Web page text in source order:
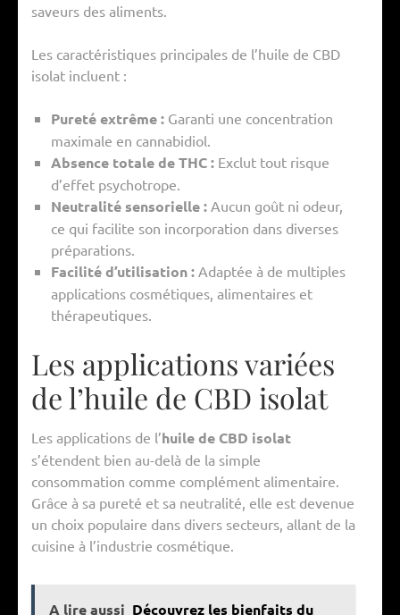
saveurs des aliments.
Les caractéristiques principales de l’huile de CBD
isolat incluent :
Pureté extrême : Garanti une concentration
maximale en cannabidiol.
Absence totale de THC : Exclut tout risque
d’effet psychotrope.
Neutralité sensorielle : Aucun goût ni odeur,
ce qui facilite son incorporation dans diverses
préparations.
Facilité d’utilisation : Adaptée à de multiples
applications cosmétiques, alimentaires et
thérapeutiques.
Les applications variées
de l’huile de CBD isolat
Les applications de l’huile de CBD isolat
s’étendent bien au-delà de la simple
consommation comme complément alimentaire.
Grâce à sa pureté et sa neutralité, elle est devenue
un choix populaire dans divers secteurs, allant de la
cuisine à l’industrie cosmétique.
A lire aussi Découvrez les bienfaits du